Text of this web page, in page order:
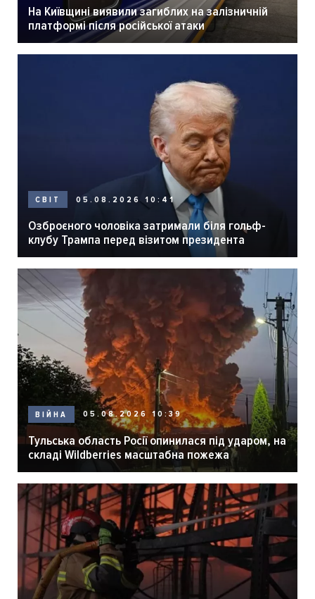
На Київщині виявили загиблих на залізничній
платформі після російської атаки
СВІТ 05.08.2026 10:41
Озброєного чоловіка затримали біля гольф-
клубу Трампа перед візитом президента
ВІЙНА 05.08.2026 10:39
Тульська область Росії опинилася під ударом, на
складі Wildberries масштабна пожежа